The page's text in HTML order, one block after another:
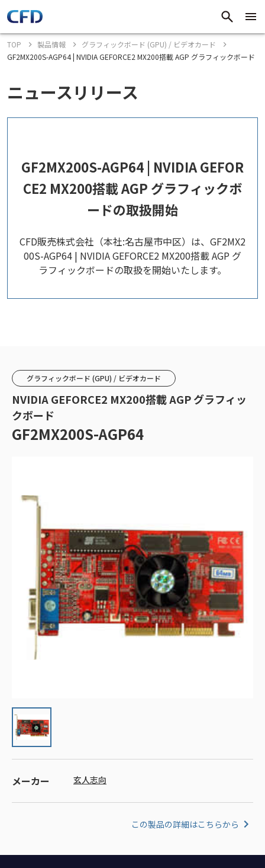
TOP 製品情報
グラフィックボード (GPU) / ビデオカード
GF2MX200S-AGP64 | NVIDIA GEFORCE2 MX200搭載 AGP グラフィックボード
ニュースリリース
GF2MX200S-AGP64 | NVIDIA GEFOR
CE2 MX200搭載 AGP グラフィックボ
ードの取扱開始
CFD販売株式会社（本社:名古屋市中区）は、GF2MX2
00S-AGP64 | NVIDIA GEFORCE2 MX200搭載 AGP グ
ラフィックボードの取扱を開始いたします。
グラフィックボード (GPU) / ビデオカード
NVIDIA GEFORCE2 MX200搭載 AGP グラフィッ
クボード
GF2MX200S-AGP64
メーカー 玄人志向
この製品の詳細はこちらから